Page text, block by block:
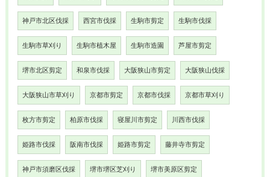
神戸市北区伐採 西宮市伐採 生駒市剪定 生駒市伐採
生駒市草刈り 生駒市植木屋 生駒市造園 芦屋市剪定
堺市北区剪定 和泉市伐採 大阪狭山市剪定 大阪狭山伐採
大阪狭山市草刈り 京都市剪定 京都市伐採 京都市草刈り
枚方市剪定 柏原市伐採 寝屋川市剪定 川西市伐採
姫路市伐採 阪南市伐採 姫路市剪定 藤井寺市剪定
神戸市須磨区伐採 堺市堺区芝刈り 堺市美原区剪定